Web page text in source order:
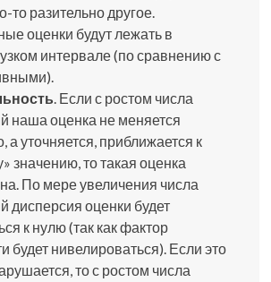
то разительно другое.
оценки будут лежать в
интервале (по сравнению с
. Если с ростом числа
наша оценка не меняется
а уточняется, приближается к
значению, то такая оценка
По мере увеличения числа
дисперсия оценки будет
к нулю (так как фактор
будет нивелироваться). Если это
то с ростом числа